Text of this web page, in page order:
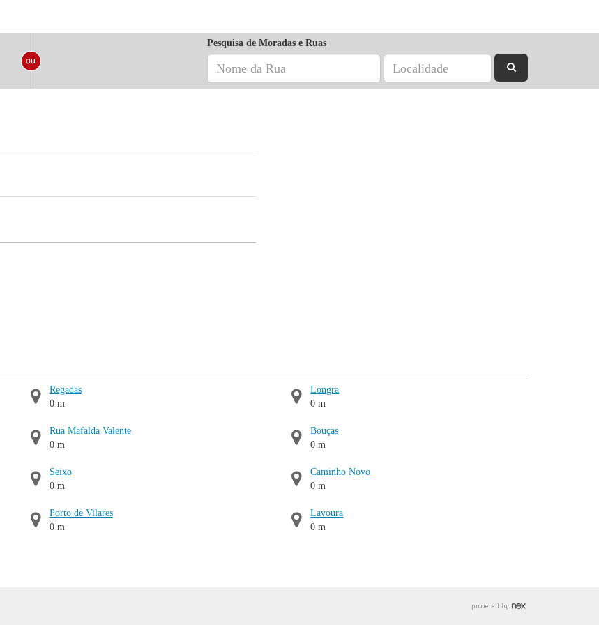
Pesquisa de Moradas e Ruas
Regadas
0 m
Rua Mafalda Valente
0 m
Seixo
0 m
Porto de Vilares
0 m
Longra
0 m
Bouças
0 m
Caminho Novo
0 m
Lavoura
0 m